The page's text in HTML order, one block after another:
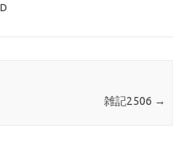
雑記2506 →